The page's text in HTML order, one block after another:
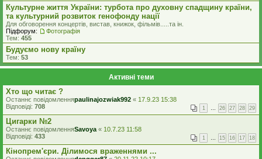
Культурне життя України: турбота про духовну спадщину країни,
та культурний розвиток генофонду нації
Для обговорення концертів, вистав, книжок, фільмів.....та iн.
Підфорум:
Фотографія
Тем: 455
Будуємо нову країну
Тем: 53
Активні теми
Хто що читає ?
Останнє повідомленняpaulinajozwiak992 « 17.9.23 15:38
Відповіді: 708 1 … 26 27 28 29
Цигарки №2
Останнє повідомленняSavoya « 10.7.23 11:58
Відповіді: 433 1 … 15 16 17 18
Кінопрем'єри. Ділимося враженнями ...